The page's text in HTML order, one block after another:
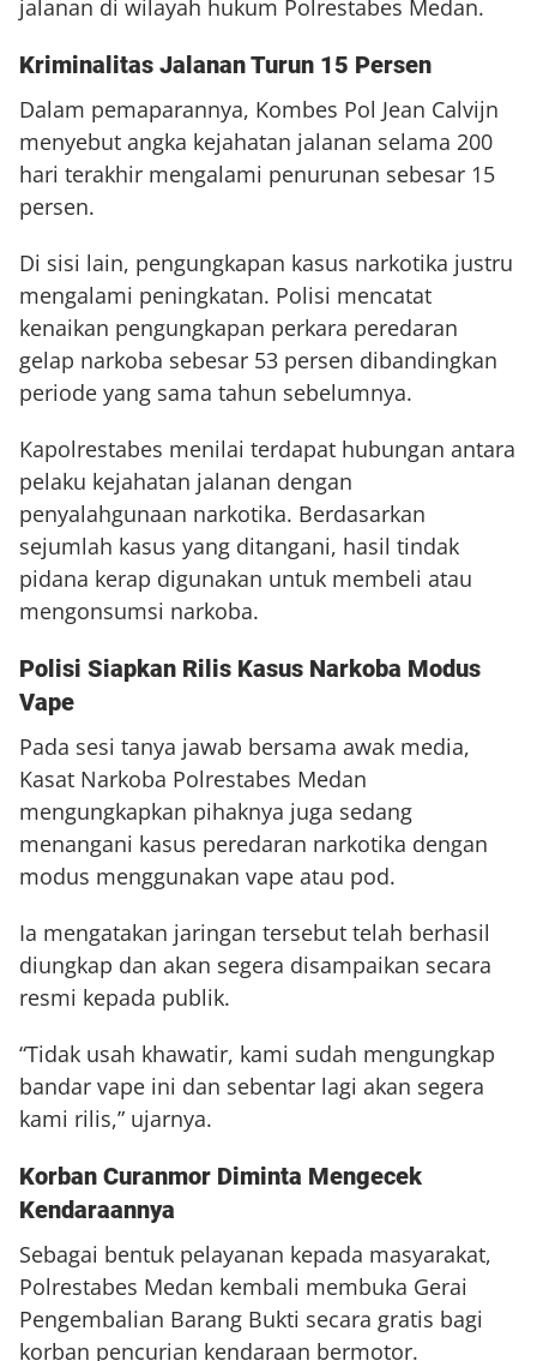
jalanan di wilayah hukum Polrestabes Medan.
Kriminalitas Jalanan Turun 15 Persen
Dalam pemaparannya, Kombes Pol Jean Calvijn
menyebut angka kejahatan jalanan selama 200
hari terakhir mengalami penurunan sebesar 15
persen.
Di sisi lain, pengungkapan kasus narkotika justru
mengalami peningkatan. Polisi mencatat
kenaikan pengungkapan perkara peredaran
gelap narkoba sebesar 53 persen dibandingkan
periode yang sama tahun sebelumnya.
Kapolrestabes menilai terdapat hubungan antara
pelaku kejahatan jalanan dengan
penyalahgunaan narkotika. Berdasarkan
sejumlah kasus yang ditangani, hasil tindak
pidana kerap digunakan untuk membeli atau
mengonsumsi narkoba.
Polisi Siapkan Rilis Kasus Narkoba Modus
Vape
Pada sesi tanya jawab bersama awak media,
Kasat Narkoba Polrestabes Medan
mengungkapkan pihaknya juga sedang
menangani kasus peredaran narkotika dengan
modus menggunakan vape atau pod.
Ia mengatakan jaringan tersebut telah berhasil
diungkap dan akan segera disampaikan secara
resmi kepada publik.
“Tidak usah khawatir, kami sudah mengungkap
bandar vape ini dan sebentar lagi akan segera
kami rilis,” ujarnya.
Korban Curanmor Diminta Mengecek
Kendaraannya
Sebagai bentuk pelayanan kepada masyarakat,
Polrestabes Medan kembali membuka Gerai
Pengembalian Barang Bukti secara gratis bagi
korban pencurian kendaraan bermotor.